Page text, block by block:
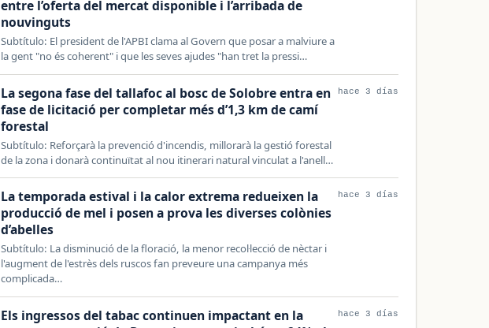
entre l’oferta del mercat disponible i l’arribada de
nouvinguts
Subtítulo: El president de l'APBI clama al Govern que posar a malviure a
la gent "no és coherent" i que les seves ajudes "han tret la pressi…
La segona fase del tallafoc al bosc de Solobre entra en
fase de licitació per completar més d’1,3 km de camí
forestal
Subtítulo: Reforçarà la prevenció d'incendis, millorarà la gestió forestal
de la zona i donarà continuïtat al nou itinerari natural vinculat a l'anell…
hace 3 días
La temporada estival i la calor extrema redueixen la
producció de mel i posen a prova les diverses colònies
d’abelles
Subtítulo: La disminució de la floració, la menor recol·lecció de nèctar i
l'augment de l'estrès dels ruscos fan preveure una campanya més
complicada…
hace 3 días
Els ingressos del tabac continuen impactant en la
hace 3 días